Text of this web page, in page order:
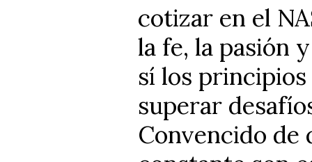
cotizar en el
la fe, la pasión
sí los
superar
Convencido de